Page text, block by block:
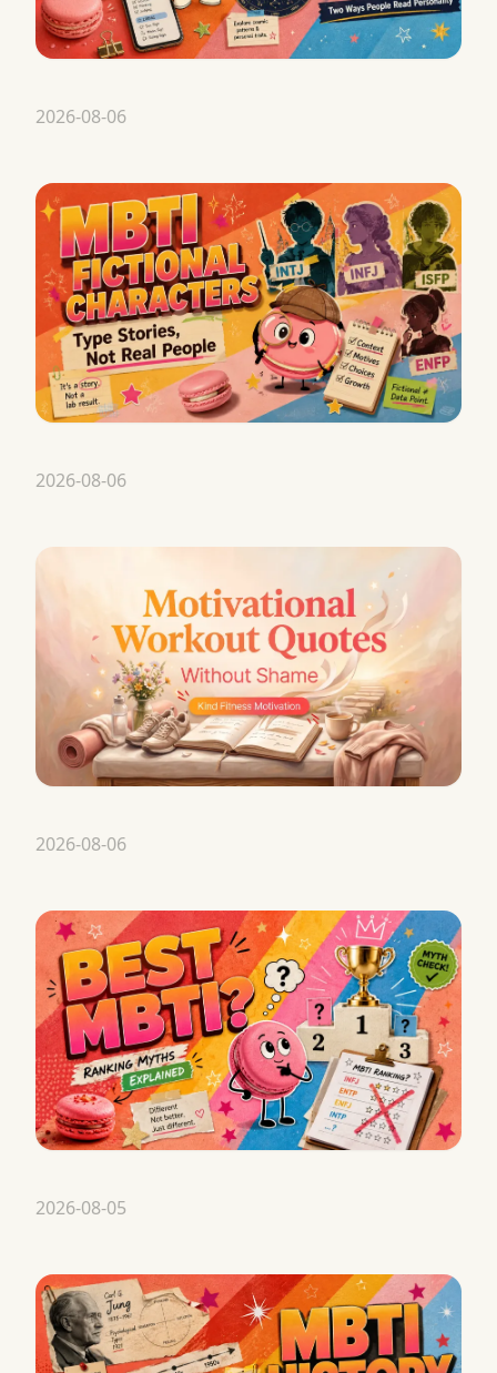
2026-08-06
2026-08-06
2026-08-06
2026-08-05